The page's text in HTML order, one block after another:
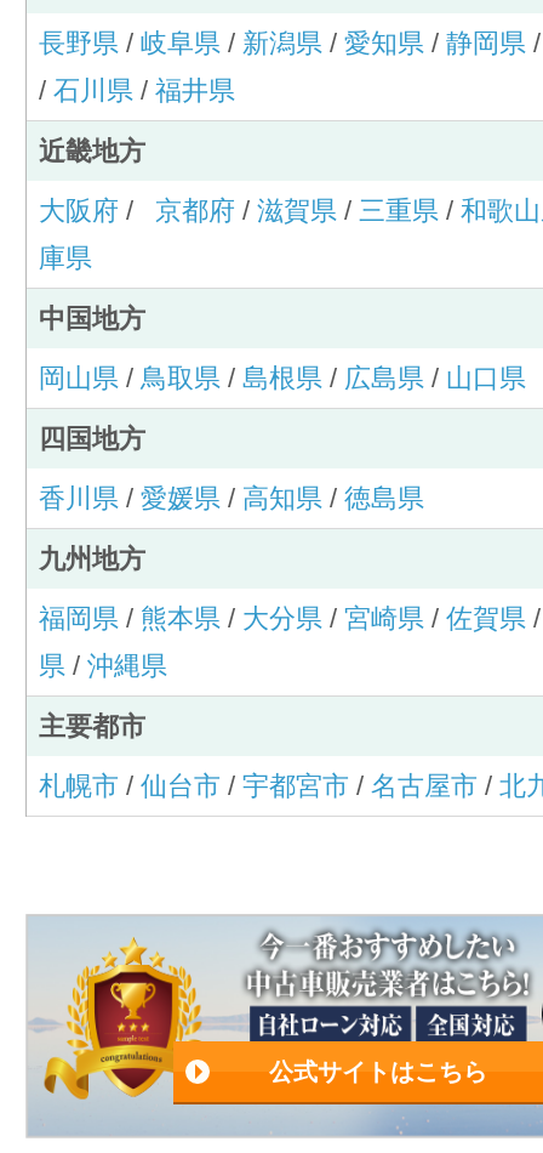
長野県/ 岐阜県/ 新潟県/ 愛知県/ 静岡県
/ 石川県/ 福井県
近畿地方
大阪府 / 京都府 / 滋賀県/ 三重県/ 和歌
庫県
中国地方
岡山県/ 鳥取県/ 島根県/ 広島県/ 山口県
四国地方
香川県/ 愛媛県/ 高知県/ 徳島県
九州地方
福岡県/ 熊本県/ 大分県/ 宮崎県/ 佐賀県
県/ 沖縄県
主要都市
札幌市 / 仙台市 / 宇都宮市 / 名古屋市 / 北
公式サイトはこちら